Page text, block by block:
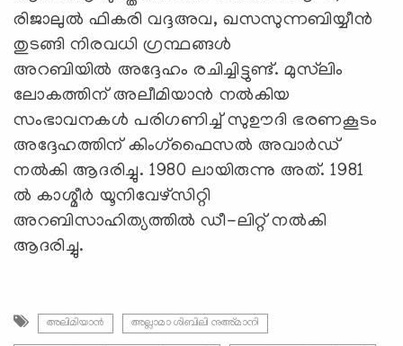
രിജാലുല്‍ ഫികരി വദ്ദഅവ, ഖസസുന്നബിയ്യീന്‍
തുടങ്ങി നിരവധി ഗ്രന്ഥങ്ങള്‍
അറബിയില്‍ അദ്ദേഹം രചിച്ചിട്ടുണ്ട്. മുസ്‌ലിം
ലോകത്തിന് അലീമിയാന്‍ നല്‍കിയ
സംഭാവനകള്‍ പരിഗണിച്ച് സുഊദി ഭരണകൂടം
അദ്ദേഹത്തിന് കിംഗ്ഫൈസല്‍ അവാര്‍ഡ്
നല്‍കി ആദരിച്ചു. 1980 ലായിരുന്നു അത്. 1981
ല്‍ കാശ്മീര്‍ യൂനിവേഴ്സിറ്റി
അറബിസാഹിത്യത്തില്‍ ഡീ-ലിറ്റ് നല്‍കി
ആദരിച്ചു.
അലിമിയാന്‍ അല്ലാമാ ശിബിലി നുഅ്മാനി